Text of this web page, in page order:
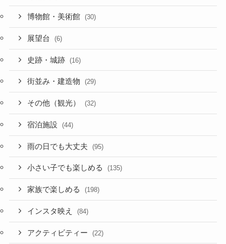
博物館・美術館 (30)
展望台 (6)
史跡・城跡 (16)
街並み・建造物 (29)
その他（観光） (32)
宿泊施設 (44)
雨の日でも大丈夫 (95)
小さい子でも楽しめる (135)
家族で楽しめる (198)
インスタ映え (84)
アクティビティー (22)